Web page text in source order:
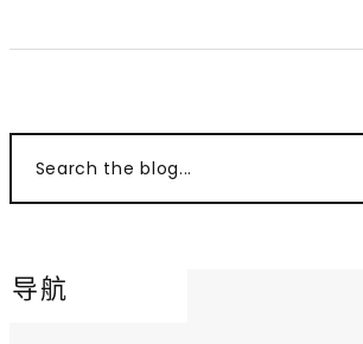
Search the blog...
导航